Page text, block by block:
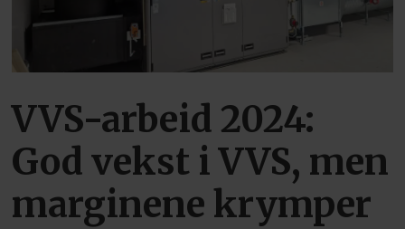
VVS-arbeid 2024:
God vekst i VVS, men
marginene krymper